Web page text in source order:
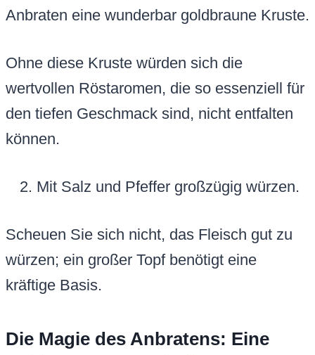
Anbraten eine wunderbar goldbraune Kruste.
Ohne diese Kruste würden sich die
wertvollen Röstaromen, die so essenziell für
den tiefen Geschmack sind, nicht entfalten
können.
Mit Salz und Pfeffer großzügig würzen.
Scheuen Sie sich nicht, das Fleisch gut zu
würzen; ein großer Topf benötigt eine
kräftige Basis.
Die Magie des Anbratens: Eine